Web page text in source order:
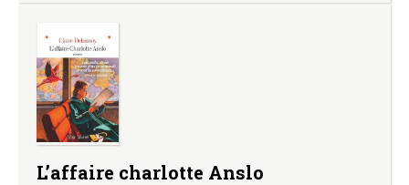
L’affaire charlotte Anslo